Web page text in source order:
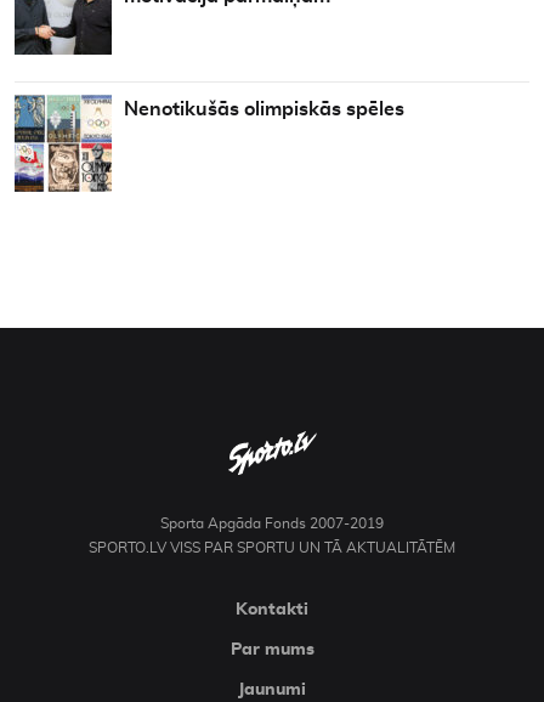
Nenotikušās olimpiskās spēles
Sporta Apgāda Fonds 2007-2019
SPORTO.LV VISS PAR SPORTU UN TĀ AKTUALITĀTĒM
Kontakti
Par mums
Jaunumi